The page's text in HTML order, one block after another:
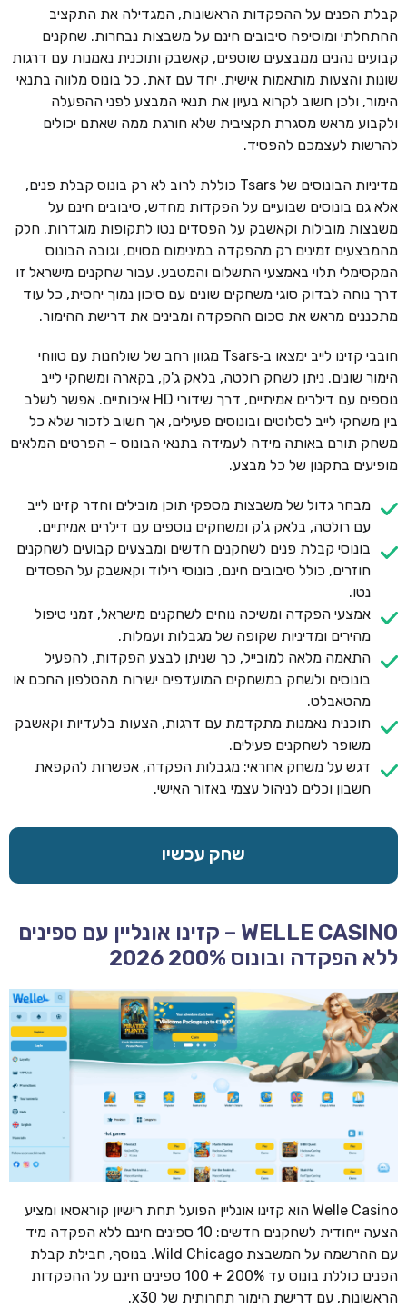
קבלת הפנים על ההפקדות הראשונות, המגדילה את התקציב
ההתחלתי ומוסיפה סיבובים חינם על משבצות נבחרות. שחקנים
קבועים נהנים ממבצעים שוטפים, קאשבק ותוכנית נאמנות עם דרגות
שונות והצעות מותאמות אישית. יחד עם זאת, כל בונוס מלווה בתנאי
הימור, ולכן חשוב לקרוא בעיון את תנאי המבצע לפני ההפעלה
ולקבוע מראש מסגרת תקציבית שלא חורגת ממה שאתם יכולים
להרשות לעצמכם להפסיד.
מדיניות הבונוסים של Tsars כוללת לרוב לא רק בונוס קבלת פנים,
אלא גם בונוסים שבועיים על הפקדות מחדש, סיבובים חינם על
משבצות מובילות וקאשבק על הפסדים נטו לתקופות מוגדרות. חלק
מהמבצעים זמינים רק מהפקדה במינימום מסוים, וגובה הבונוס
המקסימלי תלוי באמצעי התשלום והמטבע. עבור שחקנים מישראל זו
דרך נוחה לבדוק סוגי משחקים שונים עם סיכון נמוך יחסית, כל עוד
מתכננים מראש את סכום ההפקדה ומבינים את דרישת ההימור.
חובבי קזינו לייב ימצאו ב‑Tsars מגוון רחב של שולחנות עם טווחי
הימור שונים. ניתן לשחק רולטה, בלאק ג'ק, בקארה ומשחקי לייב
נוספים עם דילרים אמיתיים, דרך שידורי HD איכותיים. אפשר לשלב
בין משחקי לייב לסלוטים ובונוסים פעילים, אך חשוב לזכור שלא כל
משחק תורם באותה מידה לעמידה בתנאי הבונוס – הפרטים המלאים
מופיעים בתקנון של כל מבצע.
מבחר גדול של משבצות מספקי תוכן מובילים וחדר קזינו לייב
עם רולטה, בלאק ג'ק ומשחקים נוספים עם דילרים אמיתיים.
בונוסי קבלת פנים לשחקנים חדשים ומבצעים קבועים לשחקנים
חוזרים, כולל סיבובים חינם, בונוסי רילוד וקאשבק על הפסדים
נטו.
אמצעי הפקדה ומשיכה נוחים לשחקנים מישראל, זמני טיפול
מהירים ומדיניות שקופה של מגבלות ועמלות.
התאמה מלאה למובייל, כך שניתן לבצע הפקדות, להפעיל
בונוסים ולשחק במשחקים המועדפים ישירות מהטלפון החכם או
מהטאבלט.
תוכנית נאמנות מתקדמת עם דרגות, הצעות בלעדיות וקאשבק
משופר לשחקנים פעילים.
דגש על משחק אחראי: מגבלות הפקדה, אפשרות להקפאת
חשבון וכלים לניהול עצמי באזור האישי.
שחק עכשיו
WELLE CASINO – קזינו אונליין עם ספינים
ללא הפקדה ובונוס 200% 2026
Welle Casino הוא קזינו אונליין הפועל תחת רישיון קוראסאו ומציע
הצעה ייחודית לשחקנים חדשים: 10 ספינים חינם ללא הפקדה מיד
עם ההרשמה על המשבצת Wild Chicago. בנוסף, חבילת קבלת
הפנים כוללת בונוס עד 200% + 100 ספינים חינם על ההפקדות
הראשונות, עם דרישת הימור תחרותית של x30.